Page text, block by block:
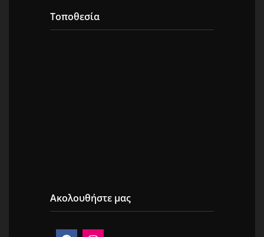
Τοποθεσία
Ακολουθήστε μας